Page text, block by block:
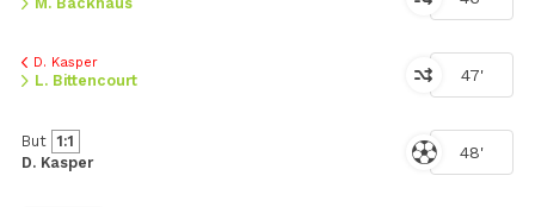
47'
D. Kasper
L. Bittencourt
48'
But 1:1
D. Kasper